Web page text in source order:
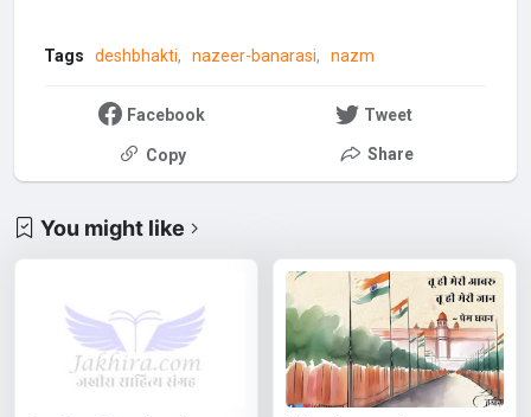
Tags deshbhakti nazeer-banarasi nazm
Facebook Tweet
Copy Share
You might like